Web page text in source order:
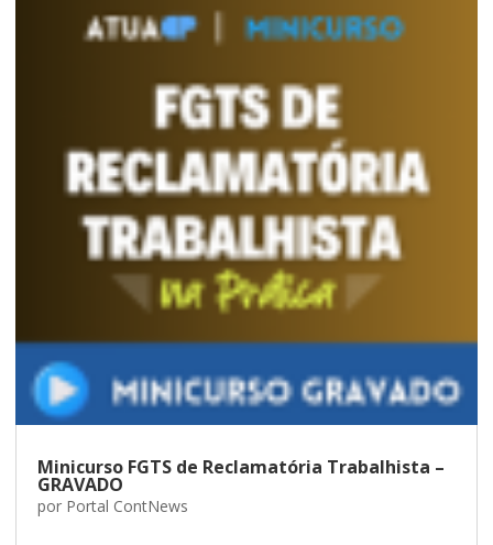
Minicurso FGTS de Reclamatória Trabalhista –
GRAVADO
por Portal ContNews